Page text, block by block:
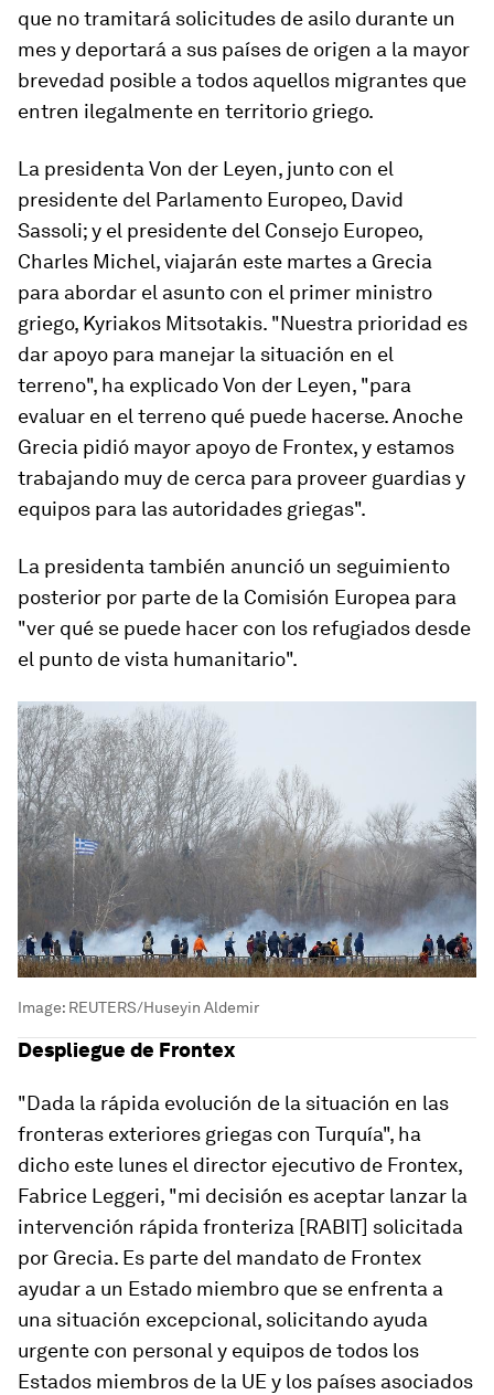
que no tramitará solicitudes de asilo durante un
mes y deportará a sus países de origen a la mayor
brevedad posible a todos aquellos migrantes que
entren ilegalmente en territorio griego.
La presidenta Von der Leyen, junto con el
presidente del Parlamento Europeo, David
Sassoli; y el presidente del Consejo Europeo,
Charles Michel, viajarán este martes a Grecia
para abordar el asunto con el primer ministro
griego, Kyriakos Mitsotakis. "Nuestra prioridad es
dar apoyo para manejar la situación en el
terreno", ha explicado Von der Leyen, "para
evaluar en el terreno qué puede hacerse. Anoche
Grecia pidió mayor apoyo de Frontex, y estamos
trabajando muy de cerca para proveer guardias y
equipos para las autoridades griegas".
La presidenta también anunció un seguimiento
posterior por parte de la Comisión Europea para
"ver qué se puede hacer con los refugiados desde
el punto de vista humanitario".
Image: REUTERS/Huseyin Aldemir
Despliegue de Frontex
"Dada la rápida evolución de la situación en las
fronteras exteriores griegas con Turquía", ha
dicho este lunes el director ejecutivo de Frontex,
Fabrice Leggeri, "mi decisión es aceptar lanzar la
intervención rápida fronteriza [RABIT] solicitada
por Grecia. Es parte del mandato de Frontex
ayudar a un Estado miembro que se enfrenta a
una situación excepcional, solicitando ayuda
urgente con personal y equipos de todos los
Estados miembros de la UE y los países asociados